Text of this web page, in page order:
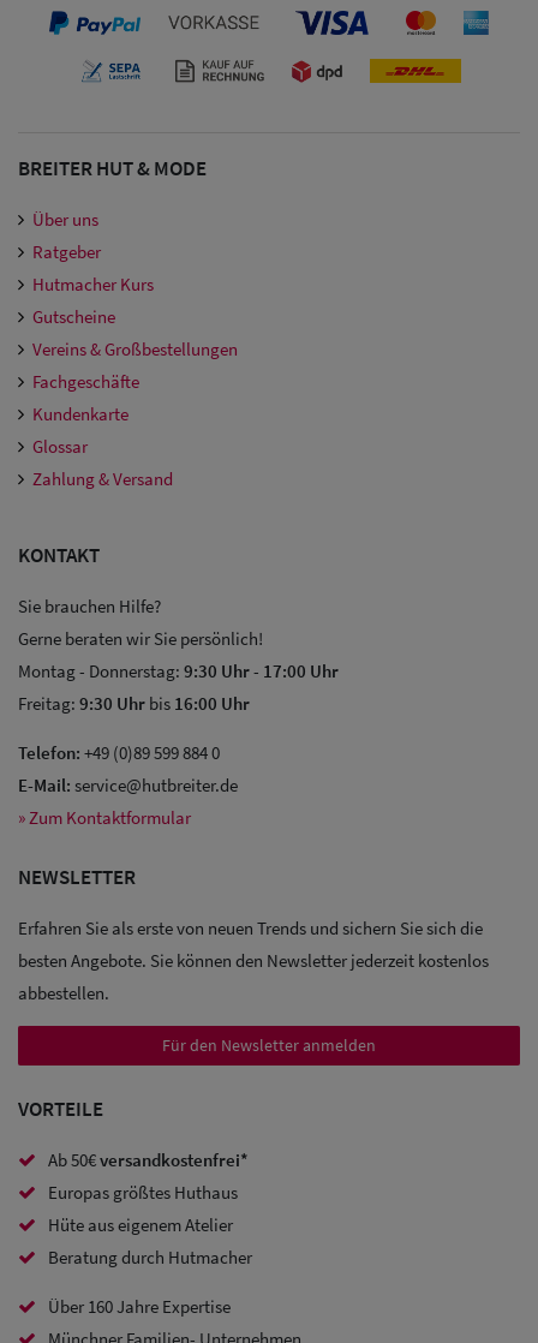
Sale:
Baseball
Caps
Sale: Army
Caps
Sale:
Sale: Caps
BREITER HUT & MODE
Über uns
Ratgeber
Hutmacher Kurs
Gutscheine
Vereins & Großbestellungen
Fachgeschäfte
Kundenkarte
Glossar
Zahlung & Versand
KONTAKT
Sie brauchen Hilfe?
Gerne beraten wir Sie persönlich!
Montag - Donnerstag: 9:30 Uhr- 17:00 Uhr
Freitag: 9:30 Uhr bis 16:00 Uhr
Telefon: +49 (0)89 599 884 0
E-Mail: service@hutbreiter.de
» Zum Kontaktformular
NEWSLETTER
Erfahren Sie als erste von neuen Trends und sichern Sie sich die
besten Angebote. Sie können den Newsletter jederzeit kostenlos
abbestellen.
Für den Newsletter anmelden
VORTEILE
Ab 50€versandkostenfrei*
Europas größtes Huthaus
Hüte aus eigenem Atelier
Beratung durch Hutmacher
Über 160 Jahre Expertise